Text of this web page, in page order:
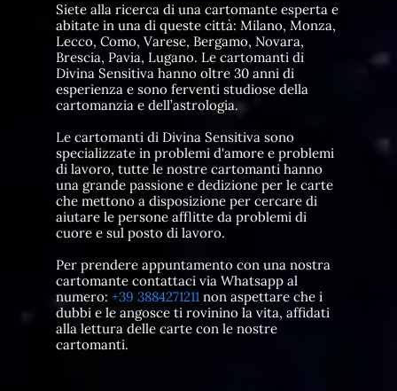
Siete alla ricerca di una cartomante esperta e
abitate in una di queste città: Milano, Monza,
Lecco, Como, Varese, Bergamo, Novara,
Brescia, Pavia, Lugano. Le cartomanti di
Divina Sensitiva hanno oltre 30 anni di
esperienza e sono ferventi studiose della
cartomanzia e dell’astrologia.
Le cartomanti di Divina Sensitiva sono
specializzate in problemi d'amore e problemi
di lavoro, tutte le nostre cartomanti hanno
una grande passione e dedizione per le carte
che mettono a disposizione per cercare di
aiutare le persone afflitte da problemi di
cuore e sul posto di lavoro.
Per prendere appuntamento con una nostra
cartomante contattaci via Whatsapp al
numero: +39 3884271211non aspettare che i
dubbi e le angosce ti rovinino la vita, affidati
alla lettura delle carte con le nostre
cartomanti.